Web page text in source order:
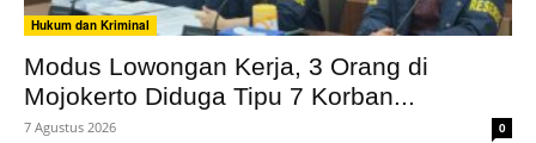
Hukum dan Kriminal
Modus Lowongan Kerja, 3 Orang di
Mojokerto Diduga Tipu 7 Korban...
7 Agustus 2026 0